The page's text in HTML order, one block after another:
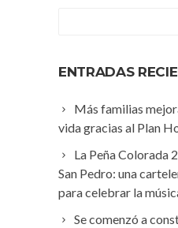
ENTRADAS
Más familias
vida gracias al Plan
La Peña Colorada
San Pedro: una
para celebrar la
Se comenzó a